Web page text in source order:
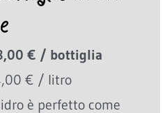
€ / bottiglia
€ / litro
è perfetto come